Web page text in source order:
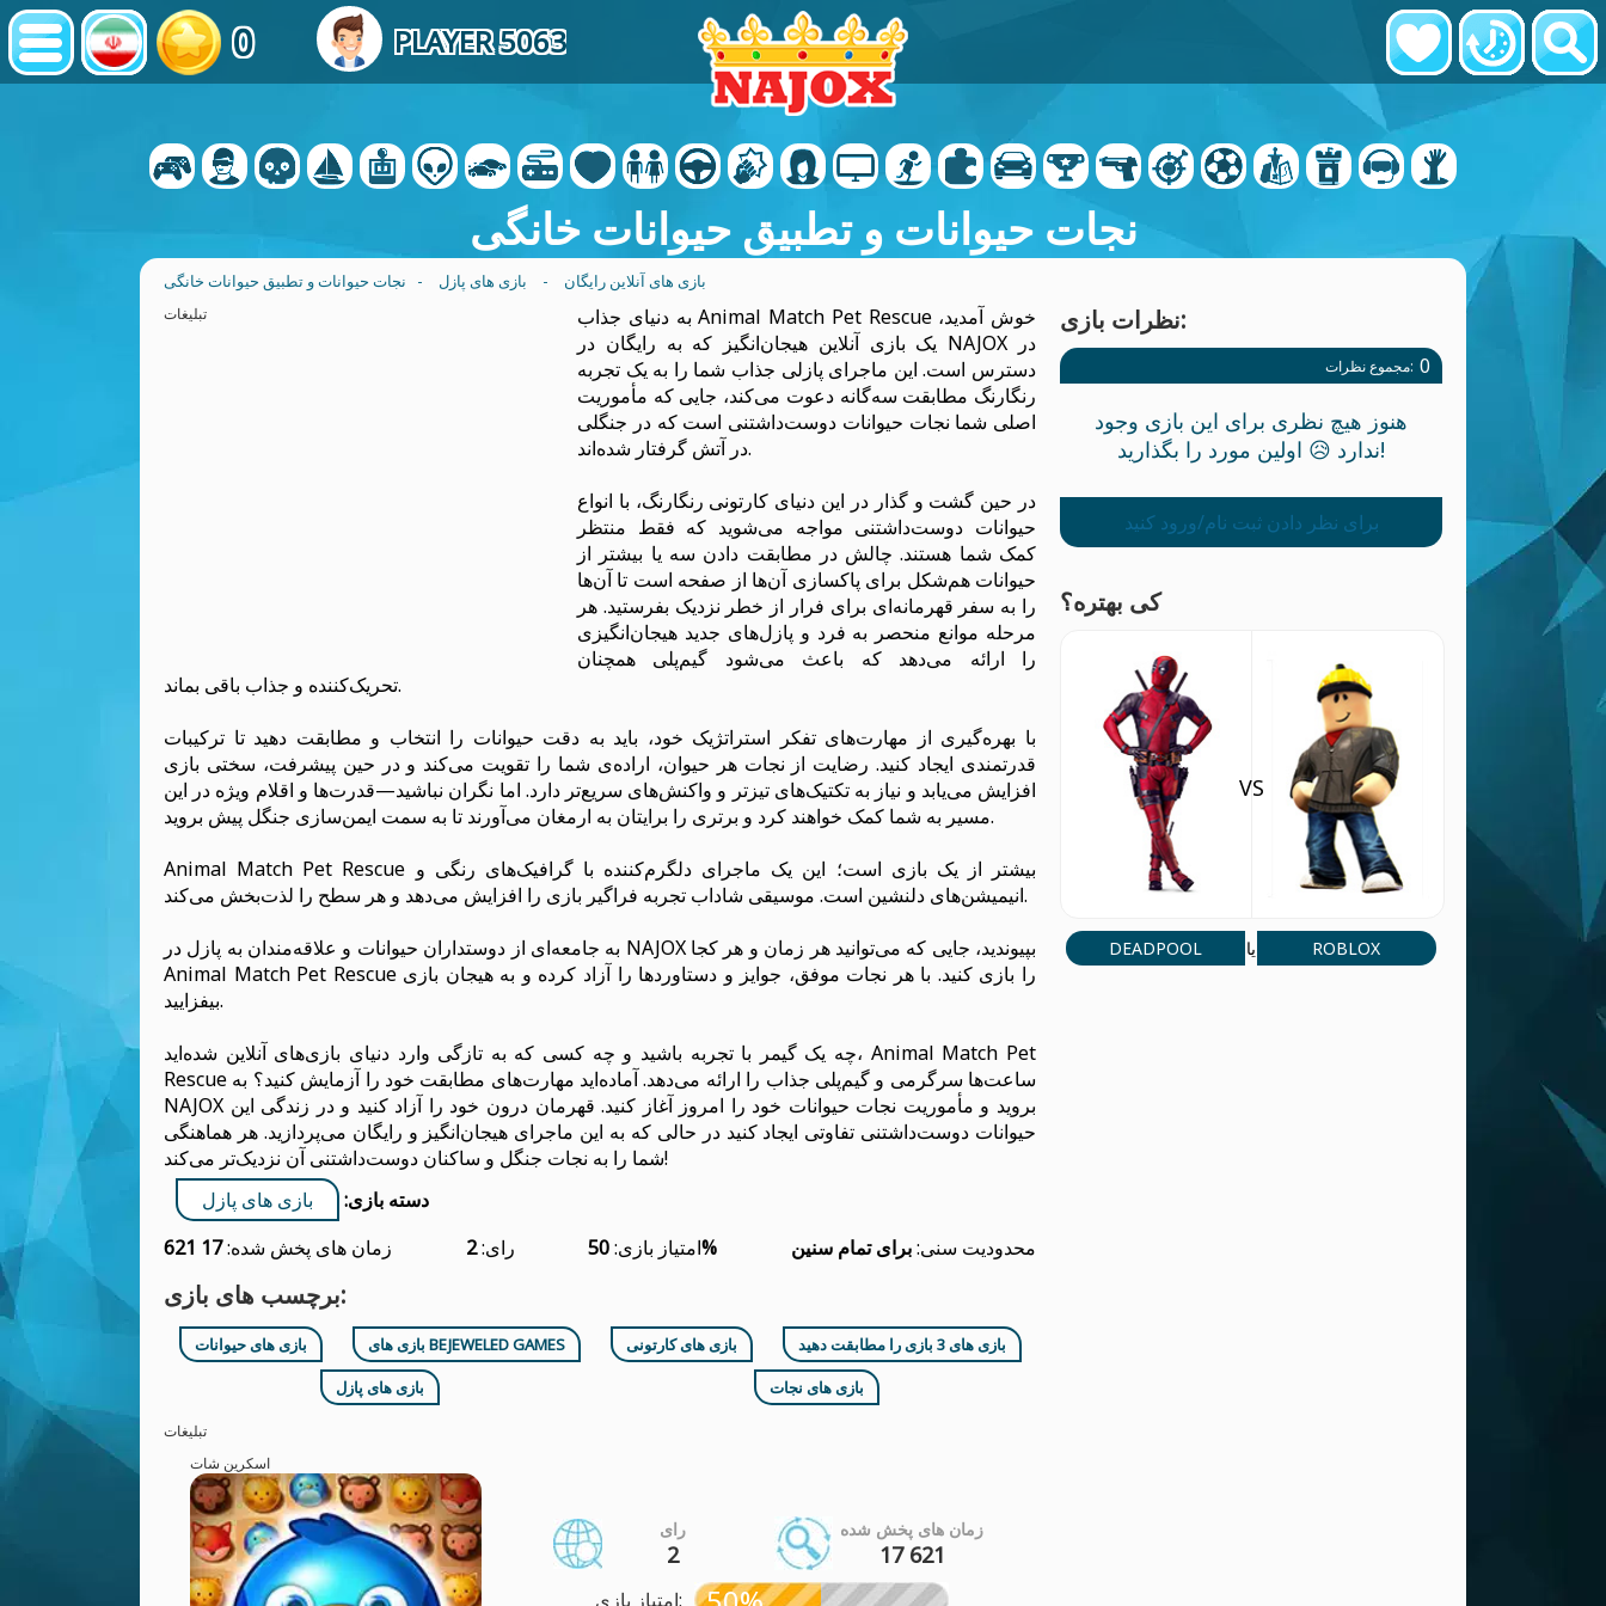
0 PLAYER 5063
نجات حیوانات و تطبیق حیوانات خانگی
بازی های آنلاین رایگان - بازی های پازل - نجات حیوانات و تطبیق حیوانات خانگی
تبلیغات
به دنیای جذاب Animal Match Pet Rescue خوش آمدید،
یک بازی آنلاین هیجان‌انگیز که به رایگان در NAJOX در
دسترس است. این ماجرای پازلی جذاب شما را به یک تجربه
رنگارنگ مطابقت سه‌گانه دعوت می‌کند، جایی که مأموریت
اصلی شما نجات حیوانات دوست‌داشتنی است که در جنگلی
در آتش گرفتار شده‌اند.
در حین گشت و گذار در این دنیای کارتونی رنگارنگ، با انواع
حیوانات دوست‌داشتنی مواجه می‌شوید که فقط منتظر
کمک شما هستند. چالش در مطابقت دادن سه یا بیشتر از
حیوانات هم‌شکل برای پاکسازی آن‌ها از صفحه است تا آن‌ها
را به سفر قهرمانه‌ای برای فرار از خطر نزدیک بفرستید. هر
مرحله موانع منحصر به فرد و پازل‌های جدید هیجان‌انگیزی
را ارائه می‌دهد که باعث می‌شود گیم‌پلی همچنان
تحریک‌کننده و جذاب باقی بماند.
با بهره‌گیری از مهارت‌های تفکر استراتژیک خود، باید به دقت حیوانات را انتخاب و مطابقت دهید تا ترکیبات
قدرتمندی ایجاد کنید. رضایت از نجات هر حیوان، اراده‌ی شما را تقویت می‌کند و در حین پیشرفت، سختی بازی
افزایش می‌یابد و نیاز به تکتیک‌های تیزتر و واکنش‌های سریع‌تر دارد. اما نگران نباشید—قدرت‌ها و اقلام ویژه در این
مسیر به شما کمک خواهند کرد و برتری را برایتان به ارمغان می‌آورند تا به سمت ایمن‌سازی جنگل پیش بروید.
Animal Match Pet Rescue بیشتر از یک بازی است؛ این یک ماجرای دلگرم‌کننده با گرافیک‌های رنگی و
انیمیشن‌های دلنشین است. موسیقی شاداب تجربه فراگیر بازی را افزایش می‌دهد و هر سطح را لذت‌بخش می‌کند.
به جامعه‌ای از دوستداران حیوانات و علاقه‌مندان به پازل در NAJOX بپیوندید، جایی که می‌توانید هر زمان و هر کجا
Animal Match Pet Rescue را بازی کنید. با هر نجات موفق، جوایز و دستاوردها را آزاد کرده و به هیجان بازی
بیفزایید.
چه یک گیمر با تجربه باشید و چه کسی که به تازگی وارد دنیای بازی‌های آنلاین شده‌اید، Animal Match Pet
Rescue ساعت‌ها سرگرمی و گیم‌پلی جذاب را ارائه می‌دهد. آماده‌اید مهارت‌های مطابقت خود را آزمایش کنید؟ به
NAJOX بروید و مأموریت نجات حیوانات خود را امروز آغاز کنید. قهرمان درون خود را آزاد کنید و در زندگی این
حیوانات دوست‌داشتنی تفاوتی ایجاد کنید در حالی که به این ماجرای هیجان‌انگیز و رایگان می‌پردازید. هر هماهنگی
شما را به نجات جنگل و ساکنان دوست‌داشتنی آن نزدیک‌تر می‌کند!
دسته بازی:
بازی های پازل
زمان های پخش شده:17 621 رای:2 امتیاز بازی:50% محدودیت سنی:برای تمام سنین
برچسب های بازی:
بازی های حیوانات بازی های BEJEWELED GAMES بازی های کارتونی
بازی های 3 بازی را مطابقت دهید
بازی های پازل
بازی های نجات
تبلیغات
اسکرین شات
رای
2
زمان های پخش شده
17 621
امتیاز بازی:
نظرات بازی:
مجموع نظرات: 0
هنوز هیچ نظری برای این بازی وجود
ندارد 😥 اولین مورد را بگذارید!
برای نظر دادن ثبت نام/ورود کنید
کی بهتره؟
DEADPOOL
VS
یا ROBLOX